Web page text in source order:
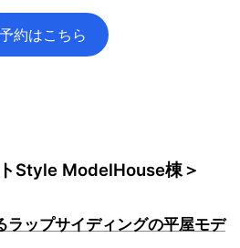
約はこちら
Style ModelHouse棟＞
ラップサイディングの平屋モデ